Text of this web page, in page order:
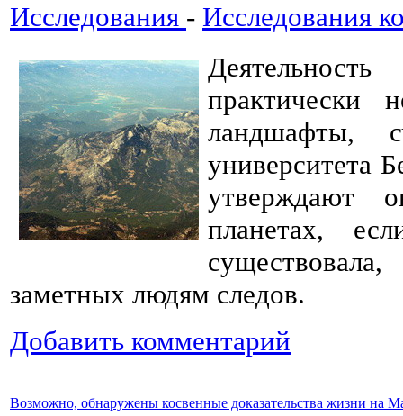
Исследования - Исследования
практически
ландшафты,
университета
утверждают
планетах,
заметных людям следов.
Добавить комментарий
Возможно, обнаружены косвенные доказательства жизни на